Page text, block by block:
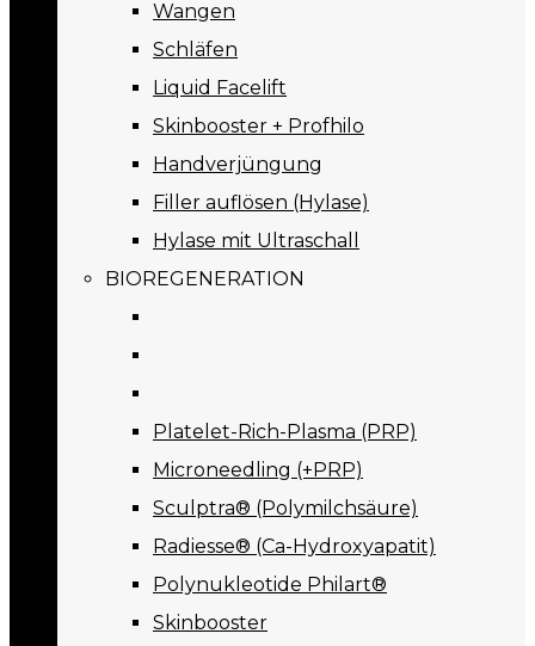
Wangen
Schläfen
Liquid Facelift
Skinbooster + Profhilo
Handverjüngung
Filler auflösen (Hylase)
Hylase mit Ultraschall
BIOREGENERATION
Platelet-Rich-Plasma (PRP)
Microneedling (+PRP)
Sculptra® (Polymilchsäure)
Radiesse® (Ca-Hydroxyapatit)
Polynukleotide Philart®
Skinbooster